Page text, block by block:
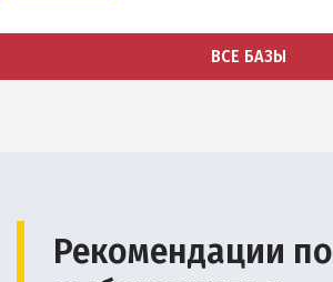
ВСЕ БАЗЫ
Рекомендации по